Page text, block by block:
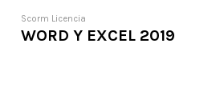
Scorm Licencia
WORD Y EXCEL 2019